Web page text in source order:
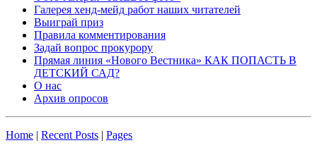
Галерея хенд-мейд работ наших читателей
Выиграй приз
Правила комментирования
Задай вопрос прокурору
Прямая линия «Нового Вестника» КАК ПОПАСТЬ В
ДЕТСКИЙ САД?
О нас
Архив опросов
Home | Recent Posts | Pages